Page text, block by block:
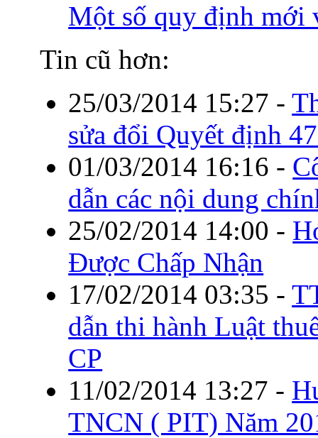
Một số quy định mới
Tin cũ hơn:
25/03/2014 15:27 -
sửa đổi Quyết định
01/03/2014 16:16 -
dẫn các nội dung
25/02/2014 14:00 -
Được Chấp Nhận
17/02/2014 03:35 -
dẫn thi hành Luật
CP
11/02/2014 13:27 -
TNCN ( PIT) Năm